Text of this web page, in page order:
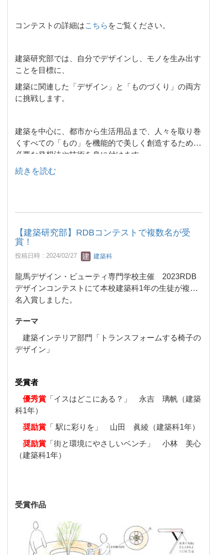
コンテストの詳細はこちら をご覧ください。
建築研究部では、自分でデザインし、モノを生み出す
ことを目標に、
建築に関連した「デザイン」と「ものづくり」の両方
に挑戦します。
建築を中心に、都市から生活用品まで、人々を取り巻
くすべての「もの」を機能的で美しく創造するために
必要な発想法や技術を身に付けます。
続きを読む
【建築研究部】RDBコンテストで複数名が受
賞！
投稿日時 : 2024/02/27 建築科
龍馬デザイン・ビューティ専門学校主催 2023RDB
デザインコンテストにて本校建築科1年の生徒が複数
名入賞しました。
テーマ
建築インテリア部門「トランスフォームする椅子の
デザイン」
受賞者
優秀賞 「イスはどこにある？」 永吉 璃帆（建築
科1年）
奨励賞 「 駅に彩りを」 山田 眞綾（建築科1年）
奨励賞 「街と環境にやさしいベンチ」 小林 美心
（建築科1年）
受賞作品